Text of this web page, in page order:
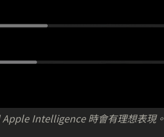
Intelligence 時會有理想表現。